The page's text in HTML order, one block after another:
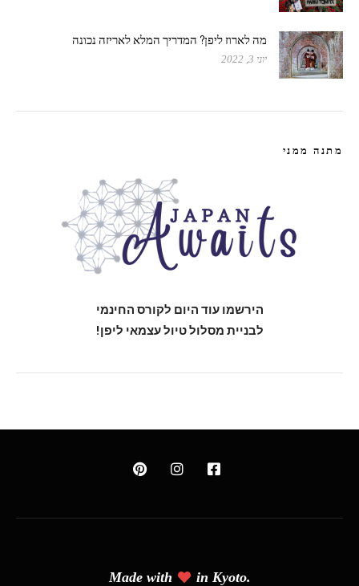
מה לארוז ליפן? המדריך המלא לאריזה נכונה
יוני 3, 2022
מתנה ממני
הירשמו עוד היום לקורס החינמי
לבניית מסלול טיול עצמאי ליפן!
Made with in Kyoto.